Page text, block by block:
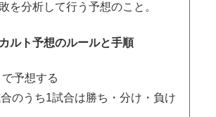
を分析して行う予想のこと。
ルト予想のルールと手順
予想する
のうち1試合は勝ち・分け・負け